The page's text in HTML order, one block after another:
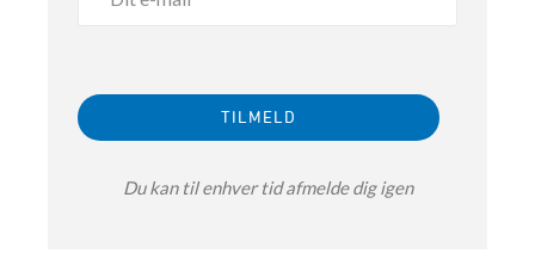
Du kan til enhver tid afmelde dig igen